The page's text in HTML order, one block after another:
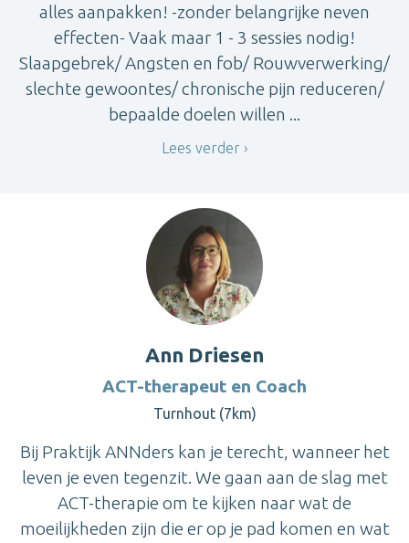
alles aanpakken! -zonder belangrijke neven
effecten- Vaak maar 1 - 3 sessies nodig!
Slaapgebrek/ Angsten en fob/ Rouwverwerking/
slechte gewoontes/ chronische pijn reduceren/
bepaalde doelen willen ...
Lees verder
Ann Driesen
ACT-therapeut en Coach
Turnhout (7km)
Bij Praktijk ANNders kan je terecht, wanneer het
leven je even tegenzit. We gaan aan de slag met
ACT-therapie om te kijken naar wat de
moeilijkheden zijn die er op je pad komen en wat